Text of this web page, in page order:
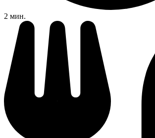
2 мин.